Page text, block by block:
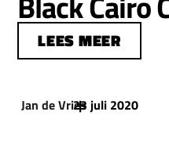
LEES MEER
Jan de Vries
|
23 juli 2020